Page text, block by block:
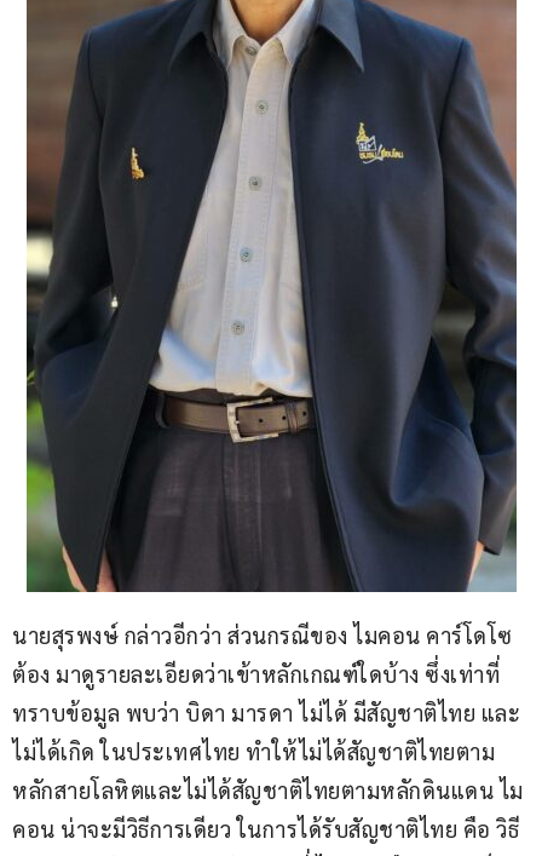
นายสุรพงษ์ กล่าวอีกว่า ส่วนกรณีของ ไมคอน คาร์โดโซ
ต้อง มาดูรายละเอียดว่าเข้าหลักเกณฑ์ใดบ้าง ซึ่งเท่าที่
ทราบข้อมูล พบว่า บิดา มารดา ไม่ได้ มีสัญชาติไทย และ
ไม่ได้เกิด ในประเทศไทย ทำให้ไม่ได้สัญชาติไทยตาม
หลักสายโลหิตและไม่ได้สัญชาติไทยตามหลักดินแดน ไม
คอน น่าจะมีวิธีการเดียว ในการได้รับสัญชาติไทย คือ วิธี